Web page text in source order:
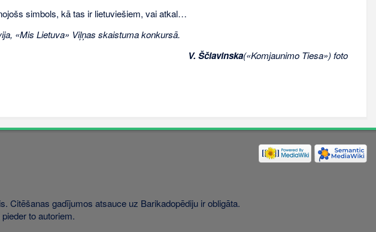
simbols, kā tas ir lietuviešiem, vai atkal…
«Mis Lietuva» Viļņas skaistuma konkursā.
V. Ščiavinska(«Komjaunimo Tiesa») foto
Citēšanas gadījumos atsauce uz Barikadopēdiju ir obligāta.
to autoriem.